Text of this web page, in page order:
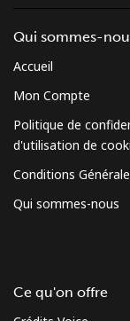
Qui sommes-
Accueil
Mon Compte
Politique de
d'utilisation de
Conditions
Qui sommes-nous
Ce qu'on offre